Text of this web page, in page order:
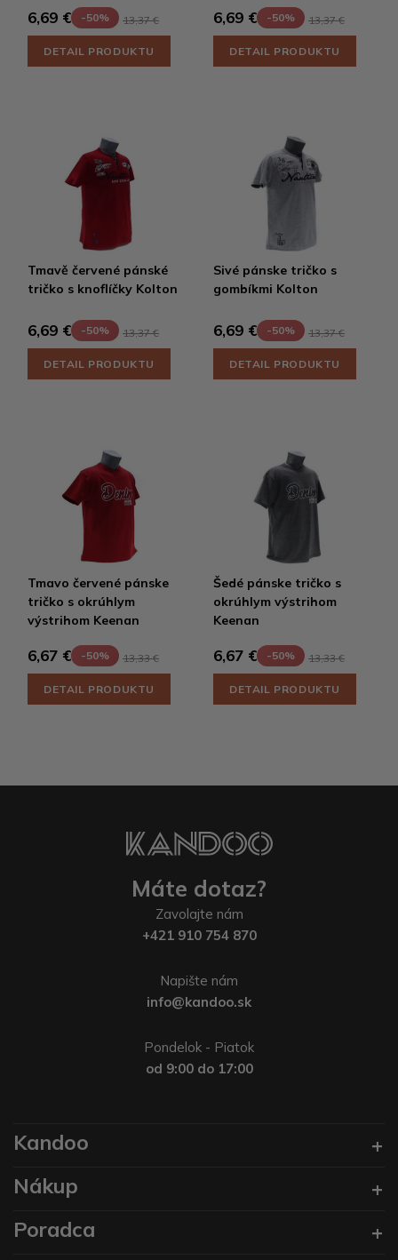
6,69 € -50% 13,37 €
DETAIL PRODUKTU
6,69 € -50% 13,37 €
DETAIL PRODUKTU
Tmavě červené pánské
tričko s knoflíčky Kolton
6,69 € -50% 13,37 €
DETAIL PRODUKTU
Sivé pánske tričko s
gombíkmi Kolton
6,69 € -50% 13,37 €
DETAIL PRODUKTU
Tmavo červené pánske
tričko s okrúhlym
výstrihom Keenan
6,67 € -50% 13,33 €
DETAIL PRODUKTU
Šedé pánske tričko s
okrúhlym výstrihom
Keenan
6,67 € -50% 13,33 €
DETAIL PRODUKTU
Máte dotaz?
Zavolajte nám
+421 910 754 870
Napište nám
info@kandoo.sk
Pondelok - Piatok
od 9:00 do 17:00
Kandoo
Nákup
Poradca